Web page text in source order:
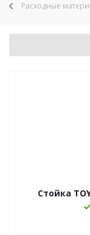
Расходные
Стойка